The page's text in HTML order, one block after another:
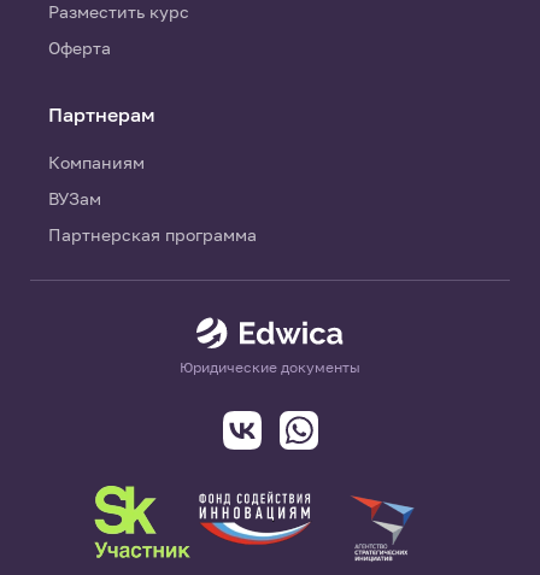
Юридические документы
Разместить курс
Оферта
Партнерам
Компаниям
ВУЗам
Партнерская программа